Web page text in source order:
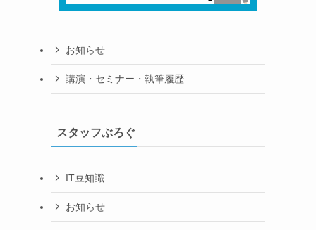
お知らせ
講演・セミナー・執筆履歴
スタッフぶろぐ
IT豆知識
お知らせ